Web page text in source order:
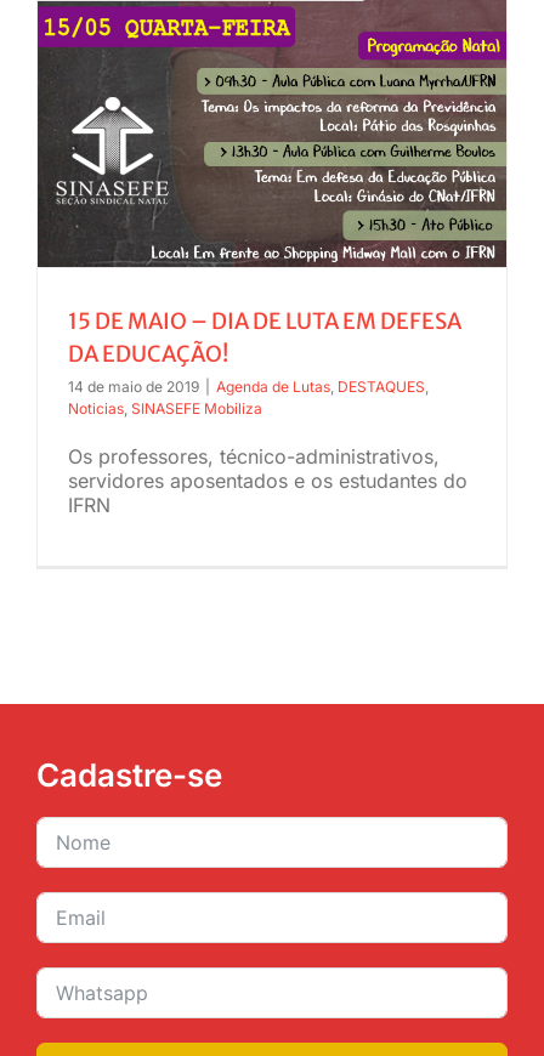
15 DE MAIO – DIA DE LUTA EM DEFESA
DA EDUCAÇÃO!
14 de maio de 2019 Agenda de Lutas, DESTAQUES,
Noticias, SINASEFE Mobiliza
Os professores, técnico-administrativos,
servidores aposentados e os estudantes do
IFRN
Cadastre-se